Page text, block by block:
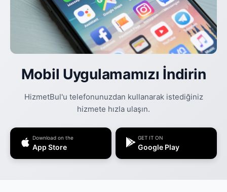
Mobil Uygulamamızı İndirin
HizmetBul'u telefonunuzdan kullanarak istediğiniz
hizmete hızla ulaşın.
Download on the
App Store
GET IT ON
Google Play